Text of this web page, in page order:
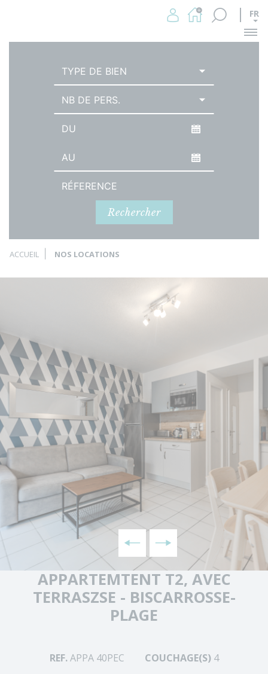
FR
TYPE DE BIEN
NB DE PERS.
Référence
Rechercher
ACCUEIL NOS LOCATIONS
APPARTEMTENT T2, AVEC
TERRASZSE - BISCARROSSE-
PLAGE
REF.APPA 40PEC COUCHAGE(S)4